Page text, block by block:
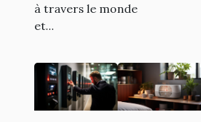
à travers le monde
et...